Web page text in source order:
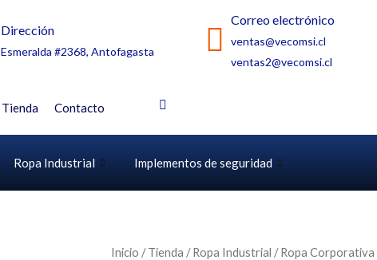
Dirección
Esmeralda #2368, Antofagasta
Correo electrónico
ventas@vecomsi.cl
ventas2@vecomsi.cl
Tienda Contacto
Ropa Industrial Implementos de seguridad
Inicio /Tienda /Ropa Industrial /Ropa Corporativa